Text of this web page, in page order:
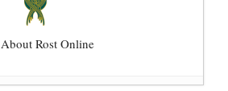
About Rost Online